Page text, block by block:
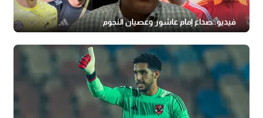
فيديو..صداع إمام عاشور وعصيان النجوم